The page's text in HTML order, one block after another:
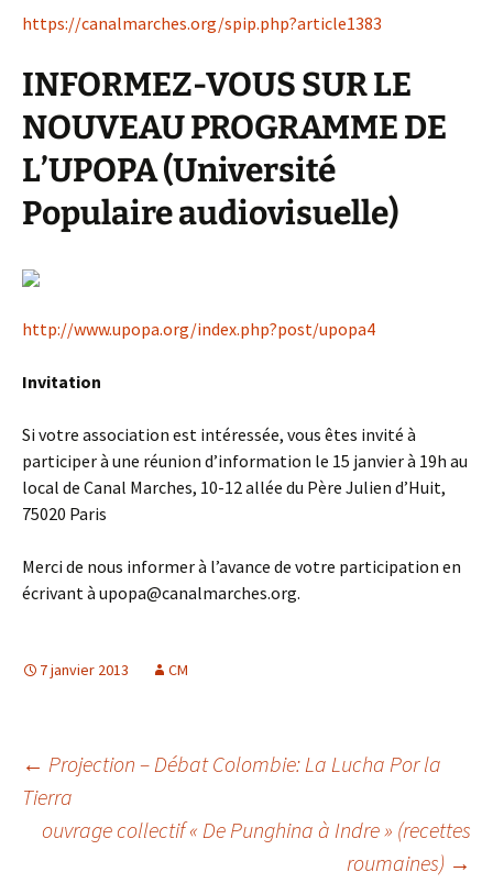
https://canalmarches.org/spip.php?article1383
INFORMEZ-VOUS SUR LE
NOUVEAU PROGRAMME DE
L’UPOPA (Université
Populaire audiovisuelle)
http://www.upopa.org/index.php?post/upopa4
Invitation
Si votre association est intéressée, vous êtes invité à
participer à une réunion d’information le 15 janvier à 19h au
local de Canal Marches, 10-12 allée du Père Julien d’Huit,
75020 Paris
Merci de nous informer à l’avance de votre participation en
écrivant à upopa@canalmarches.org.
7 janvier 2013 CM
Navigation
des
← Projection – Débat Colombie: La Lucha Por la
Tierra
ouvrage collectif « De Punghina à Indre » (recettes
roumaines) →